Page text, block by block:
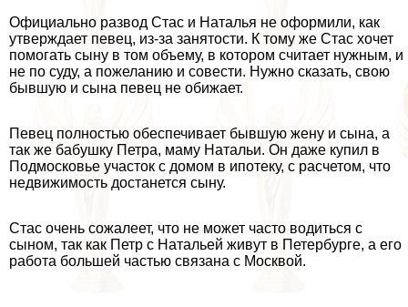
Официально развод Стас и Наталья не оформили, как
утверждает певец, из-за занятости. К тому же Стас хочет
помогать сыну в том объему, в котором считает нужным, и
не по суду, а пожеланию и совести. Нужно сказать, свою
бывшую и сына певец не обижает.
Певец полностью обеспечивает бывшую жену и сына, а
так же бабушку Петра, маму Натальи. Он даже купил в
Подмосковье участок с домом в ипотеку, с расчетом, что
недвижимость достанется сыну.
Стас очень сожалеет, что не может часто водиться с
сыном, так как Петр с Натальей живут в Петербурге, а его
работа большей частью связана с Москвой.